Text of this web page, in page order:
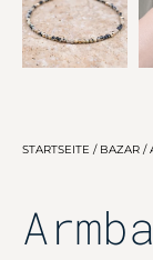
STARTSEITE / BAZAR /